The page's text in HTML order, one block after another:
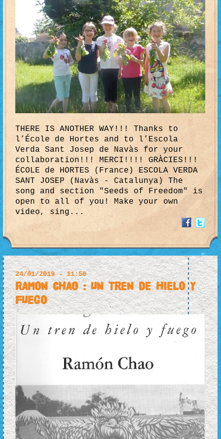
THERE IS ANOTHER WAY!!! Thanks to
l’École de Hortes and to l’Escola
Verda Sant Josep de Navàs for your
collaboration!!! MERCI!!!! GRÀCIES!!!
ÉCOLE de HORTES (France) ESCOLA VERDA
SANT JOSEP (Navàs - Catalunya) The
song and section "Seeds of Freedom" is
open to all of you! Make your own
video, sing...
24/01/2019 - 11:50
RAMON CHAO : UN TREN DE HIELO Y
FUEGO